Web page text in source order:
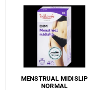
MENSTRUAL MIDISLIP
NORMAL